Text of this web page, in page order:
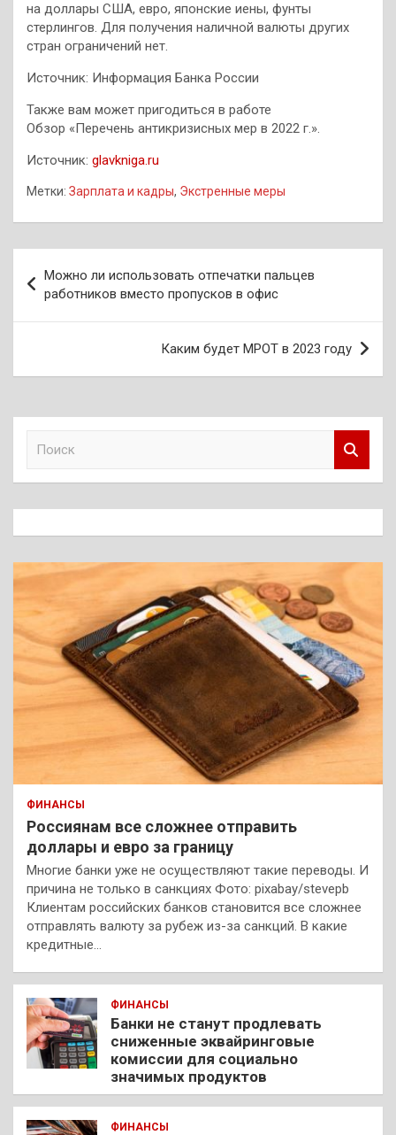
на доллары США, евро, японские иены, фунты
стерлингов. Для получения наличной валюты других
стран ограничений нет.
Источник: Информация Банка России
Также вам может пригодиться в работе
Обзор «Перечень антикризисных мер в 2022 г.».
Источник: glavkniga.ru
Метки: Зарплата и кадры, Экстренные меры
по
записям
Можно ли использовать отпечатки пальцев
работников вместо пропусков в офис
Каким будет МРОТ в 2023 году
к
ФИНАНСЫ
Россиянам все сложнее отправить
доллары и евро за границу
Многие банки уже не осуществляют такие переводы. И
причина не только в санкциях Фото: pixabay/stevepb
Клиентам российских банков становится все сложнее
отправлять валюту за рубеж из-за санкций. В какие
кредитные…
ФИНАНСЫ
Банки не станут продлевать
сниженные эквайринговые
комиссии для социально
значимых продуктов
ФИНАНСЫ